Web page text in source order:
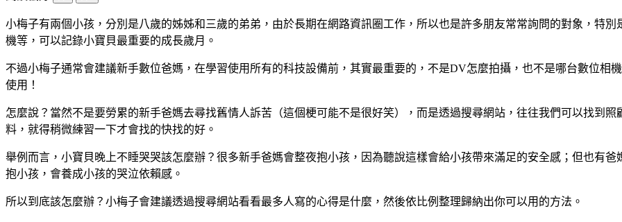
小梅子有兩個小孩，分別是八歲的姊姊和三歲的弟弟，由於長期在網路資訊圈工作，所以也是許多朋友常常詢問的對象，特
機等，可以記錄小寶貝最重要的成長歲月。
不過小梅子通常會建議新手數位爸媽，在學習使用所有的科技設備前，其實最重要的，不是DV怎麼拍攝，也不是哪台數位相
使用！
怎麼說？當然不是要勞累的新手爸媽去尋找舊情人訴苦（這個梗可能不是很好笑），而是透過搜尋網站，往往我們可以找到
料，就得稍微練習一下才會找的快找的好。
舉例而言，小寶貝晚上不睡哭哭該怎麼辦？很多新手爸媽會整夜抱小孩，因為聽說這樣會給小孩帶來滿足的安全感；但也有
抱小孩，會養成小孩的哭泣依賴感。
所以到底該怎麼辦？小梅子會建議透過搜尋網站看看最多人寫的心得是什麼，然後依比例整理歸納出你可以用的方法。